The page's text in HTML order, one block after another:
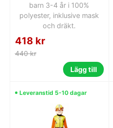
barn 3-4 år i 100%
polyester, inklusive mask
och dräkt.
418 kr
440 kr
Lägg till
Leveranstid 5-10 dagar